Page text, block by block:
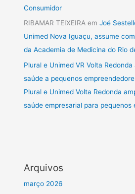
Consumidor
RIBAMAR TEIXEIRA emJoé
Unimed Nova Iguaçu, assume
da Academia de Medicina do Rio
Plural e Unimed VR Volta
saúde a pequenos
Plural e Unimed Volta Redonda
saúde empresarial para pequenos
Arquivos
março 2026